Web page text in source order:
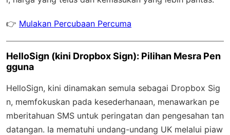
👉 Mulakan Percubaan Percuma
HelloSign (kini Dropbox Sign): Pilihan Mesra Pen
gguna
HelloSign, kini dinamakan semula sebagai Dropbox Sig
n, memfokuskan pada kesederhanaan, menawarkan pe
mberitahuan SMS untuk peringatan dan pengesahan tan
datangan. Ia mematuhi undang-undang UK melalui piaw